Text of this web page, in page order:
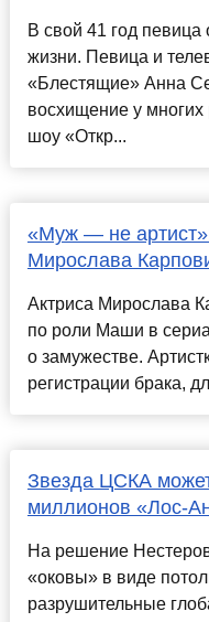
В свой 41 год певица
жизни. Певица и
«Блестящие» Анна
восхищение у
шоу «Откр...
«Муж — не
Мирослава
Актриса Мирослава
по роли Маши в
о замужестве.
регистрации брака,
Звезда ЦСКА
миллионов «Лос-
На решение
«оковы» в виде
разрушительные